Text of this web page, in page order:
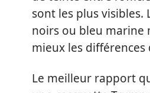
sont les plus visibles.
noirs ou bleu marine
mieux les
Le meilleur rapport